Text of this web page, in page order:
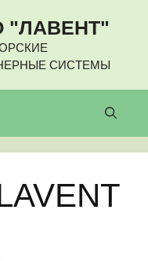
"ЛАВЕНТ"
СИСТЕМЫ